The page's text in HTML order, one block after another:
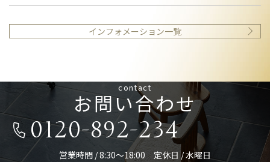
インフォメーション一覧
contact
お問い合わせ
0120-892-234
営業時間 / 8:30～18:00 定休日 / 水曜日